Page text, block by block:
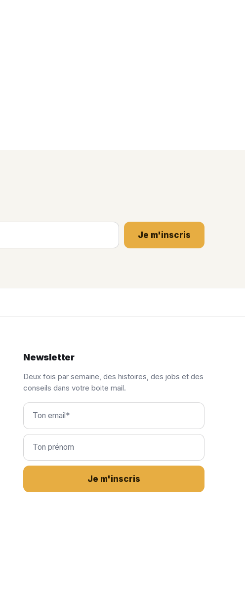
Je m'inscris
Newsletter
Deux fois par semaine, des histoires, des jobs et des
conseils dans votre boite mail.
Je m'inscris